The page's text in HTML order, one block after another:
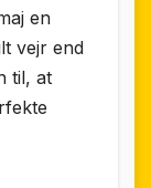
en
vejr end
til, at